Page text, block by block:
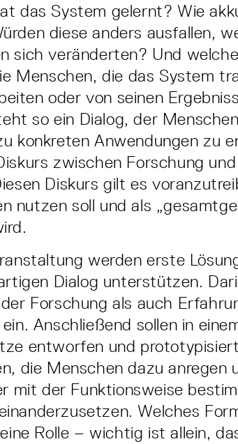
das System gelernt? Wie
diese anders ausfallen,
sich veränderten? Und
Menschen, die das System
oder von seinen
so ein Dialog, der
konkreten Anwendungen zu
zwischen Forschung
Diskurs gilt es
nutzen soll und als
werden erste
Dialog unterstützen.
Forschung als auch
Anschließend sollen in
entworfen und
die Menschen dazu anregen
mit der Funktionsweise
Welches
Rolle – wichtig ist allein,